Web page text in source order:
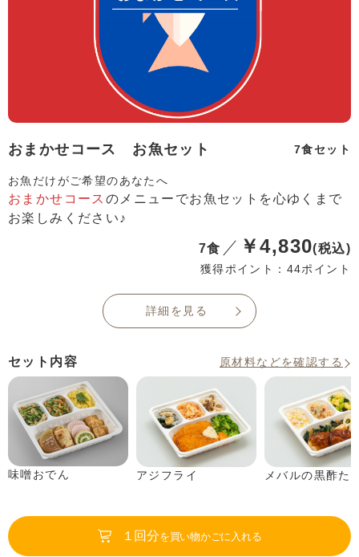
おまかせコース お魚セット 7食セット
お魚だけがご希望のあなたへ
おまかせコース のメニューでお魚セットを心ゆくまで
お楽しみください♪
7食 ￥4,830(税込)
獲得ポイント：44ポイント
詳細を見る
セット内容 原材料などを確認する
味噌おでん アジフライ メバルの黒酢た
１回分を買い物かごに入れる